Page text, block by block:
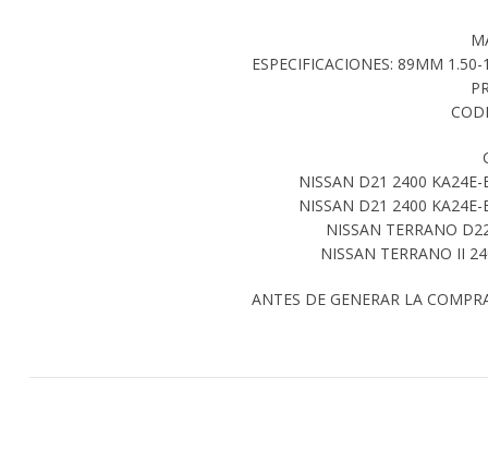
ESPECIFICACIONES: 89MM
NISSAN D21 2400
NISSAN D21 2400
NISSAN TERRANO
NISSAN TERRANO II
ANTES DE GENERAR LA